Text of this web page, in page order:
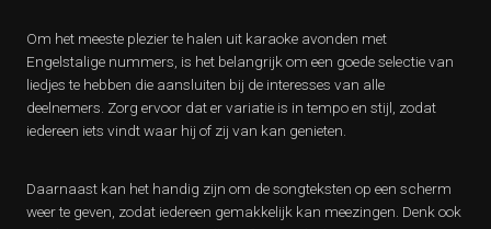
Om het meeste plezier te halen uit karaoke avonden met
Engelstalige nummers, is het belangrijk om een goede selectie van
liedjes te hebben die aansluiten bij de interesses van alle
deelnemers. Zorg ervoor dat er variatie is in tempo en stijl, zodat
iedereen iets vindt waar hij of zij van kan genieten.
Daarnaast kan het handig zijn om de songteksten op een scherm
weer te geven, zodat iedereen gemakkelijk kan meezingen. Denk ook